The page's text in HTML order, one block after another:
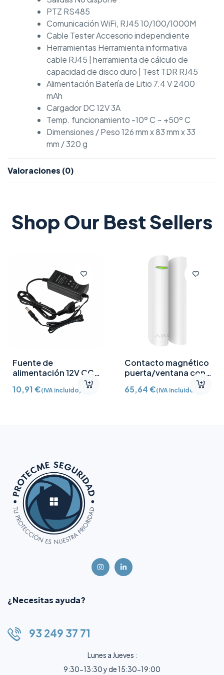
PTZ RS485
Comunicación WiFi, RJ45 10/100/1000M
Cable Tester Accesorio independiente
Herramientas Herramienta informativa
cable RJ45 | herramienta de cálculo de
capacidad de disco duro | Test TDR RJ45
Alimentación Batería de Litio 7.4 V 2400
mAh
Cargador DC 12V 3A
Temp. funcionamiento -10º C ~ +50º C
Dimensiones / Peso 126 mm x 83 mm x 33
mm / 320 g
Valoraciones (0)
Shop Our Best Sellers
Fuente de
alimentación 12V CC
10,91€(IVA incluido)
Contacto magnético
puerta/ventana con
Detector vibración e
inclinación AJ-
65,64€(IVA incluido)
¿Necesitas ayuda?
93 249 37 71
Lunes a Jueves :
9:30-13:30 y de 15:30-19:00